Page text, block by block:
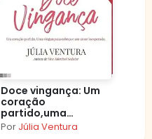
Doce vingança: Um
coração
partido,uma
vingança na cabeça
Por Júlia Ventura